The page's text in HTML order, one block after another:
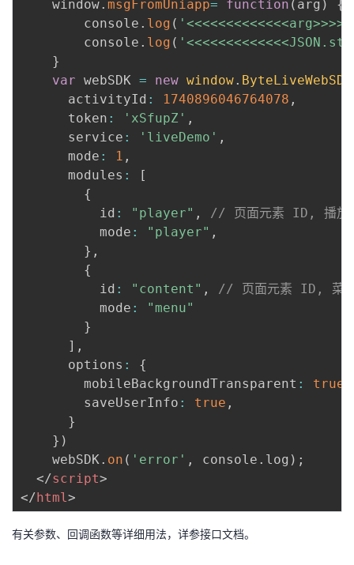
	window
. msgFromUniapp= function ( arg )
{
		console
. log (
		console
. log (
}
var webSDK = new window. ByteLiveWebSDK
      activityId
: 1740896046764078 ,
      token
: 'xSfupZ' ,
      service
: 'liveDemo' ,
      mode
: 1 ,
      modules
:
[
{
          id
: "player" ,
// 页面元素 ID, 播放器
          mode
: "player" ,
} ,
{
          id
: "content" ,
// 页面元素 ID, 菜单
          mode
:
"menu"
}
] ,
      options
:
{
        mobileBackgroundTransparent
: true
        saveUserInfo
: true ,
}
} )
    webSDK
. on ( 'error' , console . log ) ;
</script>
</ html>
有关参数、回调函数等详细用法，详参接口文档。